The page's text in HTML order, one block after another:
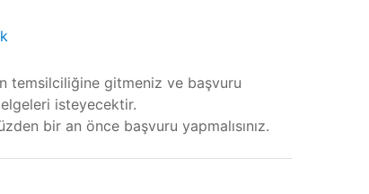
temsilciliğine gitmeniz ve başvuru
isteyecektir.
bir an önce başvuru yapmalısınız.